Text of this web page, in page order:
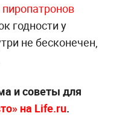
годности у
не бесконечен,
и советы для
на Life.ru.